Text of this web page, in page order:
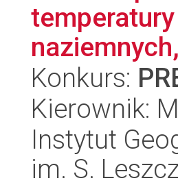
Konkurs:
Kierownik:
Instytut
im. S.